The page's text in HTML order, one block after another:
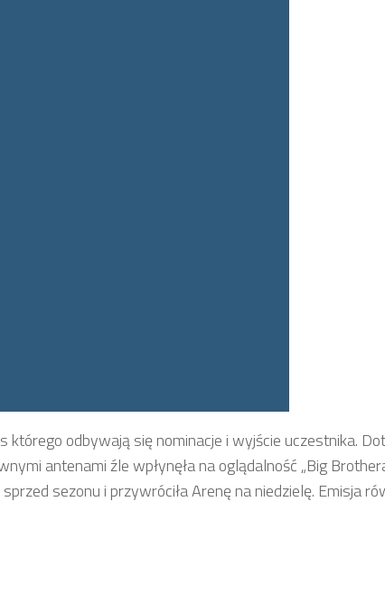
odbywają się nominacje i wyjście uczestnika.
antenami źle wpłynęła na oglądalność „Big
sezonu i przywróciła Arenę na niedzielę. Emisja